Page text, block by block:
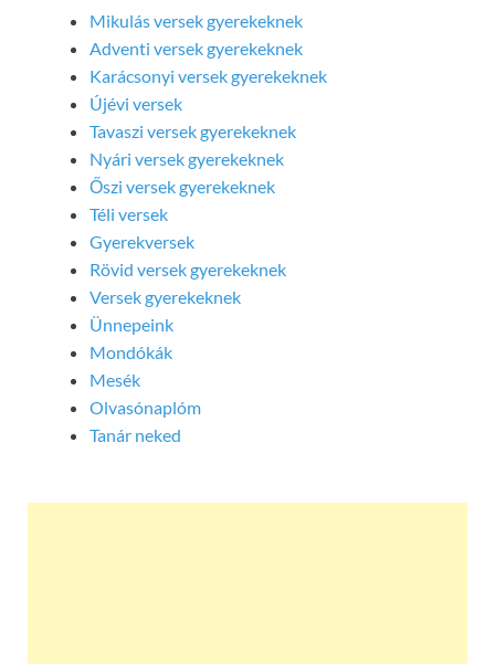
Mikulás versek gyerekeknek
Adventi versek gyerekeknek
Karácsonyi versek gyerekeknek
Újévi versek
Tavaszi versek gyerekeknek
Nyári versek gyerekeknek
Őszi versek gyerekeknek
Téli versek
Gyerekversek
Rövid versek gyerekeknek
Versek gyerekeknek
Ünnepeink
Mondókák
Mesék
Olvasónaplóm
Tanár neked